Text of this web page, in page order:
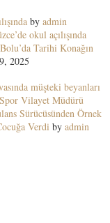
by admin
okul açılışında
Bolu’da Tarihi Konağın
2025
müşteki beyanları
Vilayet Müdürü
Sürücüsünden Örnek
Verdi by admin